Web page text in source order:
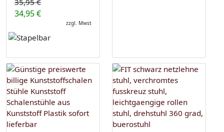
35,95 €
34,95 €
zzgl. Mwst